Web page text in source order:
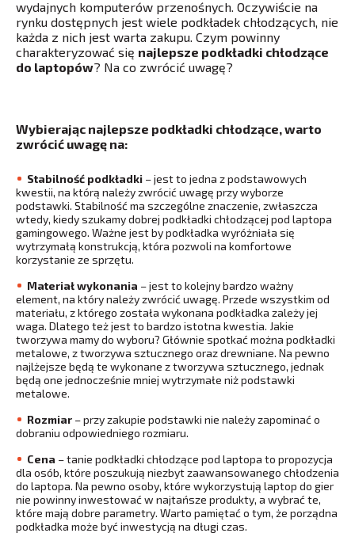
wydajnych komputerów przenośnych. Oczywiście na
rynku dostępnych jest wiele podkładek chłodzących, nie
każda z nich jest warta zakupu. Czym powinny
charakteryzować się najlepsze podkładki chłodzące
do laptopów? Na co zwrócić uwagę?
Wybierając najlepsze podkładki chłodzące, warto
zwrócić uwagę na:
Stabilność podkładki – jest to jedna z podstawowych
kwestii, na którą należy zwrócić uwagę przy wyborze
podstawki. Stabilność ma szczególne znaczenie, zwłaszcza
wtedy, kiedy szukamy dobrej podkładki chłodzącej pod laptopa
gamingowego. Ważne jest by podkładka wyróżniała się
wytrzymałą konstrukcją, która pozwoli na komfortowe
korzystanie ze sprzętu.
Materiał wykonania – jest to kolejny bardzo ważny
element, na który należy zwrócić uwagę. Przede wszystkim od
materiału, z którego została wykonana podkładka zależy jej
waga. Dlatego też jest to bardzo istotna kwestia. Jakie
tworzywa mamy do wyboru? Głównie spotkać można podkładki
metalowe, z tworzywa sztucznego oraz drewniane. Na pewno
najlżejsze będą te wykonane z tworzywa sztucznego, jednak
będą one jednocześnie mniej wytrzymałe niż podstawki
metalowe.
Rozmiar – przy zakupie podstawki nie należy zapominać o
dobraniu odpowiedniego rozmiaru.
Cena – tanie podkładki chłodzące pod laptopa to propozycja
dla osób, które poszukują niezbyt zaawansowanego chłodzenia
do laptopa. Na pewno osoby, które wykorzystują laptop do gier
nie powinny inwestować w najtańsze produkty, a wybrać te,
które mają dobre parametry. Warto pamiętać o tym, że porządna
podkładka może być inwestycją na długi czas.